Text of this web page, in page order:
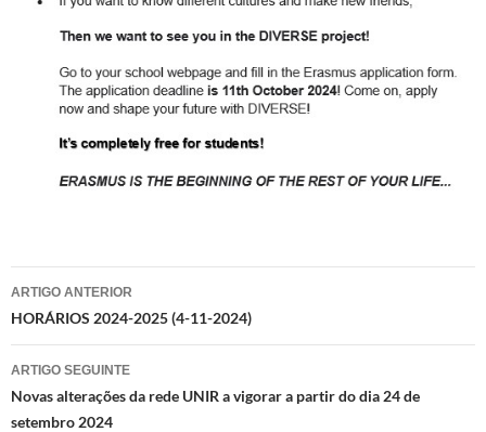
Navegação
de
artigos
ARTIGO ANTERIOR
HORÁRIOS 2024-2025 (4-11-2024)
ARTIGO SEGUINTE
Novas alterações da rede UNIR a vigorar a partir do dia 24 de
setembro 2024